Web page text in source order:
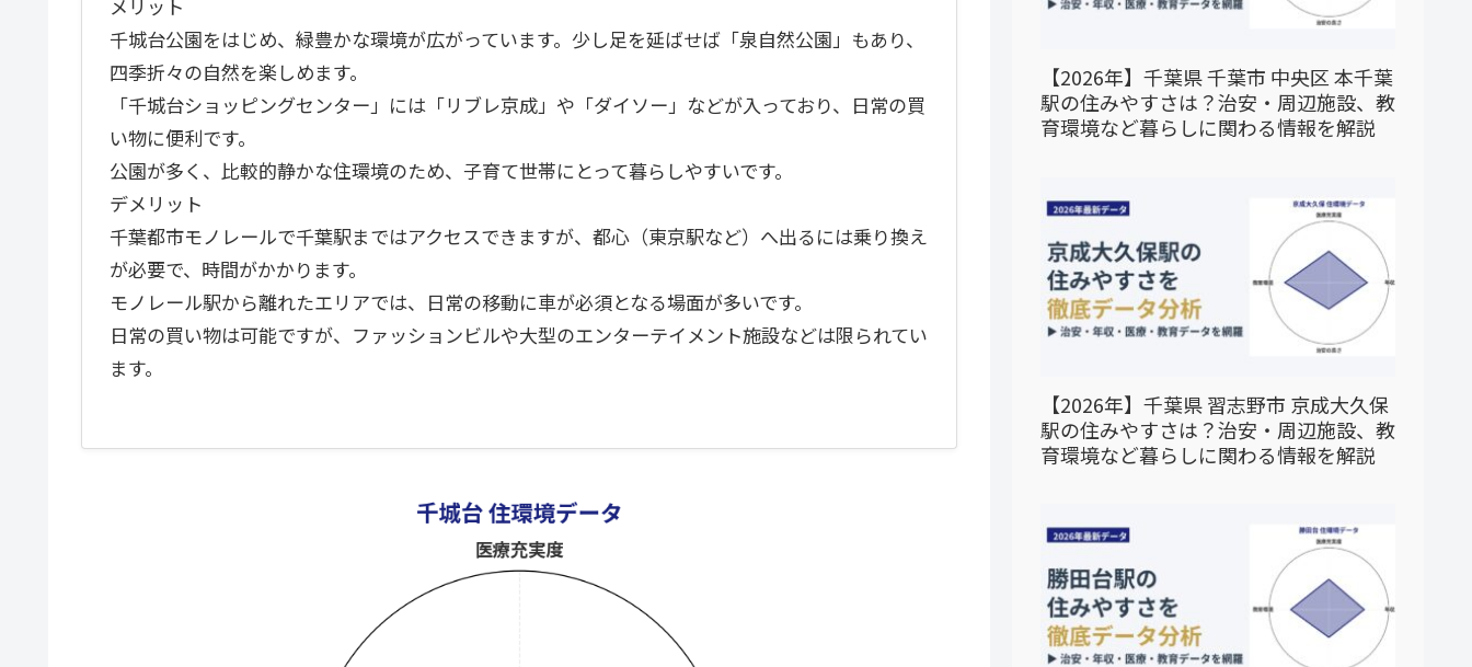
メリット
千城台公園をはじめ、緑豊かな環境が広がっています。少し足を延ばせば「泉自然公園」もあり、
四季折々の自然を楽しめます。
「千城台ショッピングセンター」には「リブレ京成」や「ダイソー」などが入っており、日常の買
い物に便利です。
公園が多く、比較的静かな住環境のため、子育て世帯にとって暮らしやすいです。
デメリット
千葉都市モノレールで千葉駅まではアクセスできますが、都心（東京駅など）へ出るには乗り換え
が必要で、時間がかかります。
モノレール駅から離れたエリアでは、日常の移動に車が必須となる場面が多いです。
日常の買い物は可能ですが、ファッションビルや大型のエンターテイメント施設などは限られてい
ます。
【2026年】千葉県 千葉市 中央区 本千葉
駅の住みやすさは？治安・周辺施設、教
育環境など暮らしに関わる情報を解説
【2026年】千葉県 習志野市 京成大久保
駅の住みやすさは？治安・周辺施設、教
育環境など暮らしに関わる情報を解説